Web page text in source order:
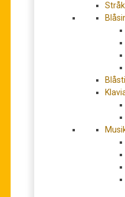
Schott Flute
Wonderful Christmas
LÄGG